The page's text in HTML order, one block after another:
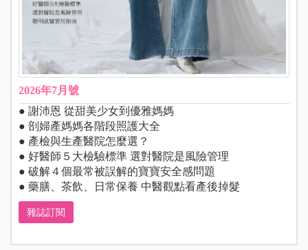
2026年7月號
● 謝沛恩 從甜美少女到優雅媽媽
● 剖婦產媽媽各階段照護大全
● 產檢與生產醫院怎麼選？
● 好醫師５大檢驗標準 選對醫院是風險管理
● 破解４個最常被誤解的寶寶安全感問題
● 藥膳、茶飲、日常保養 中醫觀點看產後掉髮
雜誌訂閱